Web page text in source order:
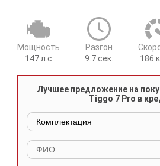
Лучшее предложение на
Tiggo 7 Pro в
Мощность
147л.с
Разгон
9.7сек.
186